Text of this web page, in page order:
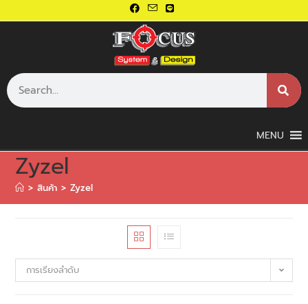
MENU
Zyzel
> สินค้า > Zyzel
การเรียงลำดับ